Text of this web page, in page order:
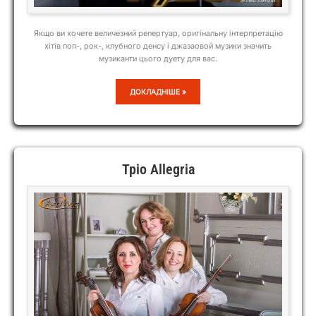
Якщо ви хочете величезний репертуар, оригінальну інтерпретацію
хітів поп-, рок-, клубного денсу і джазаовой музики значить
музиканти цього дуету для вас.
ДУЕТ
ДОКЛАДНІШЕ »
Тріо Allegria